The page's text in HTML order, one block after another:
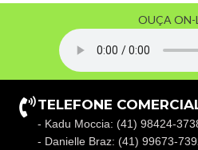
OUÇA ON-
TELEFONE
- Kadu Moccia: (41) 98424-
- Danielle Braz: (41) 99673-